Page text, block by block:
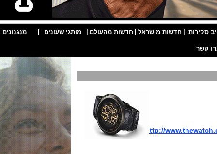
| חדשות מישראל | חדשות מהעולם | מותגי שעונים | מנגנונים |
http://